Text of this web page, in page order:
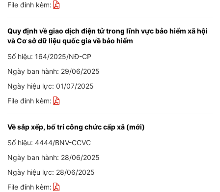
File đính kèm:
Quy định về giao dịch điện tử trong lĩnh vực bảo hiểm xã hội
và Cơ sở dữ liệu quốc gia về bảo hiểm
Số hiệu: 164/2025/NĐ-CP
Ngày ban hành: 29/06/2025
Ngày hiệu lực: 01/07/2025
File đính kèm:
Về sắp xếp, bố trí công chức cấp xã (mới)
Số hiệu: 4444/BNV-CCVC
Ngày ban hành: 28/06/2025
Ngày hiệu lực: 28/06/2025
File đính kèm: